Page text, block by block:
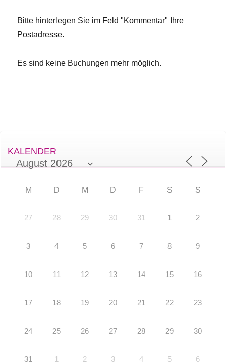
Bitte hinterlegen Sie im Feld "Kommentar" Ihre
Postadresse.
Es sind keine Buchungen mehr möglich.
KALENDER
M D M D F S S
27 28 29 30 31 1 2
3 4 5 6 7 8 9
10 11 12 13 14 15 16
17 18 19 20 21 22 23
24 25 26 27 28 29 30
31 1 2 3 4 5 6